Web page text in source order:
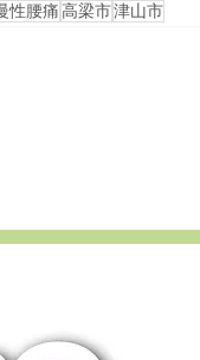
性腰痛高梁市津山市